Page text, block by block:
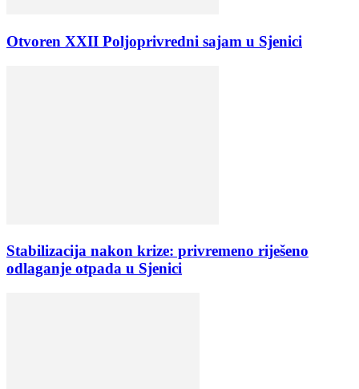
Otvoren XXII Poljoprivredni sajam u Sjenici
Stabilizacija nakon krize: privremeno riješeno
odlaganje otpada u Sjenici